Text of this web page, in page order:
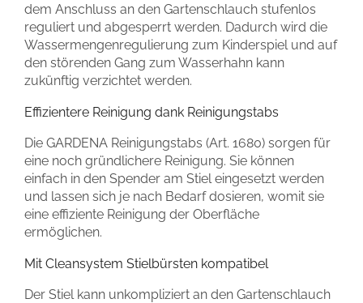
dem Anschluss an den Gartenschlauch stufenlos
reguliert und abgesperrt werden. Dadurch wird die
Wassermengenregulierung zum Kinderspiel und auf
den störenden Gang zum Wasserhahn kann
zukünftig verzichtet werden.
Effizientere Reinigung dank Reinigungstabs
Die GARDENA Reinigungstabs (Art. 1680) sorgen für
eine noch gründlichere Reinigung. Sie können
einfach in den Spender am Stiel eingesetzt werden
und lassen sich je nach Bedarf dosieren, womit sie
eine effiziente Reinigung der Oberfläche
ermöglichen.
Mit Cleansystem Stielbürsten kompatibel
Der Stiel kann unkompliziert an den Gartenschlauch